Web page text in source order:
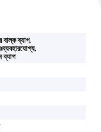
বাল্ক ব্যাগ,
,
ব্যাগ